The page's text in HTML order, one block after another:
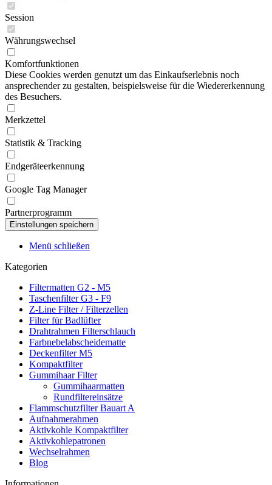
Session
Währungswechsel
Komfortfunktionen
Diese Cookies werden genutzt um das Einkaufserlebnis noch
ansprechender zu gestalten, beispielsweise für die Wiedererkennung
des Besuchers.
Merkzettel
Statistik & Tracking
Endgeräteerkennung
Google Tag Manager
Partnerprogramm
Menü schließen
Kategorien
Filtermatten G2 - M5
Taschenfilter G3 - F9
Z-Line Filter / Filterzellen
Filter für Badlüfter
Drahtrahmen Filterschlauch
Farbnebelabscheidematte
Deckenfilter M5
Kompaktfilter
Gummihaar Filter
Gummihaarmatten
Rundfiltereinsätze
Flammschutzfilter Bauart A
Aufnahmerahmen
Aktivkohle Kompaktfilter
Aktivkohlepatronen
Wechselrahmen
Blog